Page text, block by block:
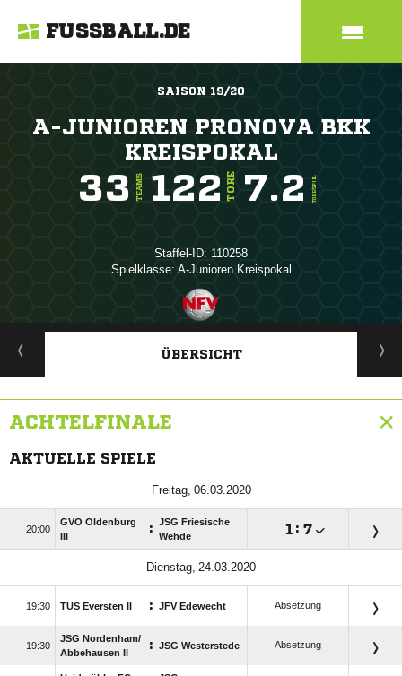
FUSSBALL.DE
SAISON 19/20
A-JUNIOREN PRONOVA BKK
KREISPOKAL
33 TEAMS 122 TORE 7.2 TORE/SPIEL
Staffel-ID: 110258
Spielklasse: A-Junioren Kreispokal
ANZEIGE
ÜBERSICHT
ACHTELFINALE
AKTUELLE SPIELE
 

GVO Oldenburg
III
: JSG Friesische
Wehde
 : 
 
 TUS Eversten II : JFV Edewecht Absetzung

JSG Nordenham/​
Abbehausen II
: JSG Westerstede Absetzung